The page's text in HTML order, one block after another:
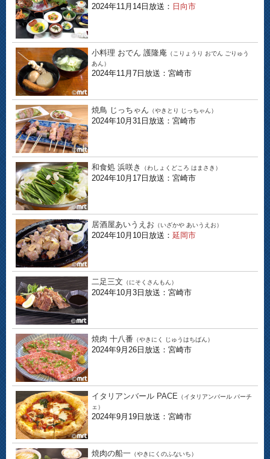
2024年11月14日放送： 日向市
小料理 おでん 護隆庵 （こりょうり おでん ごりゅう
あん）
2024年11月7日放送：宮崎市
焼鳥 じっちゃん （やきとり じっちゃん）
2024年10月31日放送：宮崎市
和食処 浜咲き （わしょくどころ はまさき）
2024年10月17日放送：宮崎市
居酒屋あいうえお （いざかや あいうえお）
2024年10月10日放送： 延岡市
二足三文 （にそくさんもん）
2024年10月3日放送：宮崎市
焼肉 十八番 （やきにく じゅうはちばん）
2024年9月26日放送：宮崎市
イタリアンバール PACE （イタリアンバール パーチ
ェ）
2024年9月19日放送：宮崎市
焼肉の船一 （やきにくのふないち）